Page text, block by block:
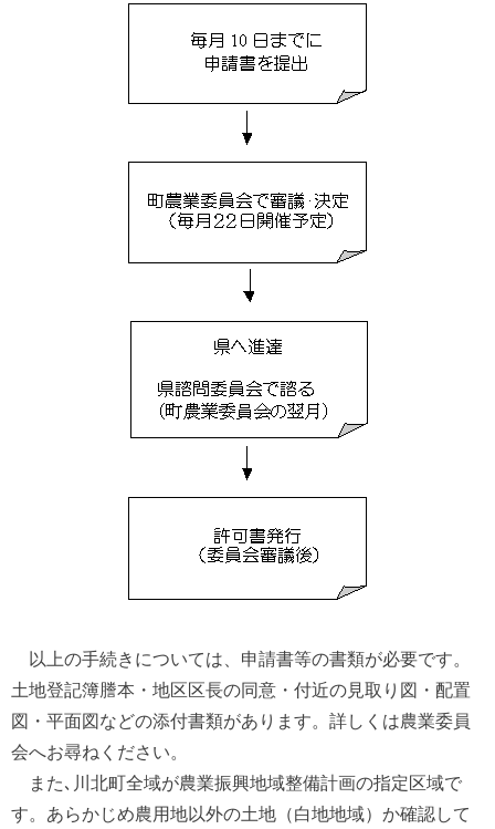
以上の手続きについては、申請書等の書類が必要です。
土地登記簿謄本・地区区長の同意・付近の見取り図・配置
図・平面図などの添付書類があります。詳しくは農業委員
会へお尋ねください。
また､川北町全域が農業振興地域整備計画の指定区域で
す。あらかじめ農用地以外の土地（白地地域）か確認して